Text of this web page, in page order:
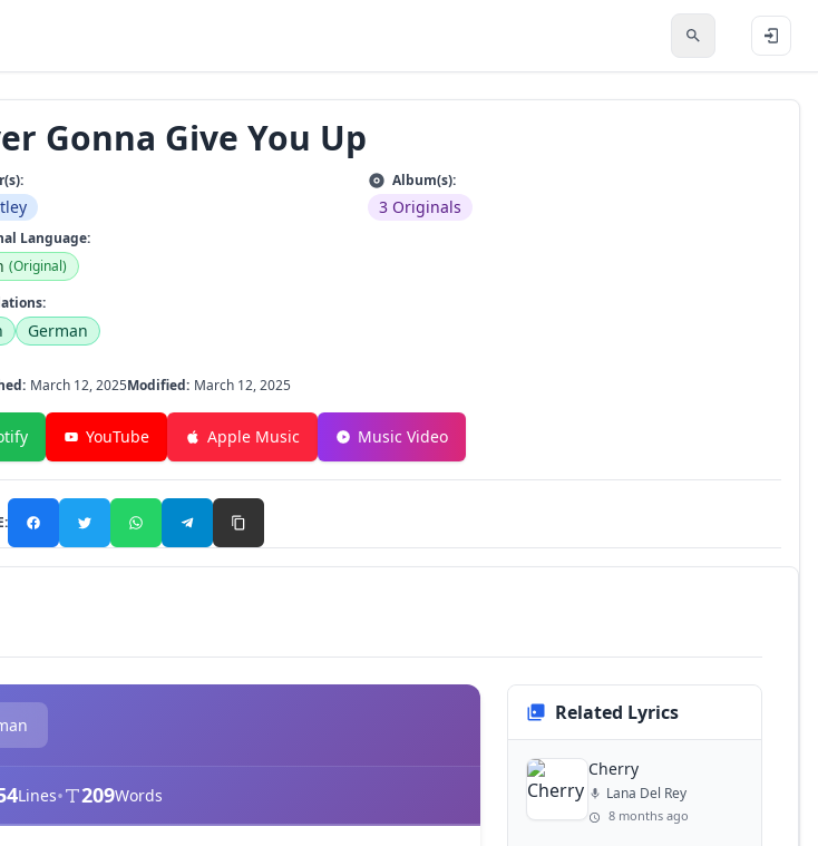
Gonna Give You Up
Album(s):
3 Originals
Language:
(Original)
German
March 12, 2025Modified: March 12, 2025
YouTube Apple Music Music Video
Lines• 209Words
Related Lyrics
Cherry
Lana Del Rey
8 months ago